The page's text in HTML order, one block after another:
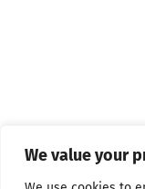
We value your